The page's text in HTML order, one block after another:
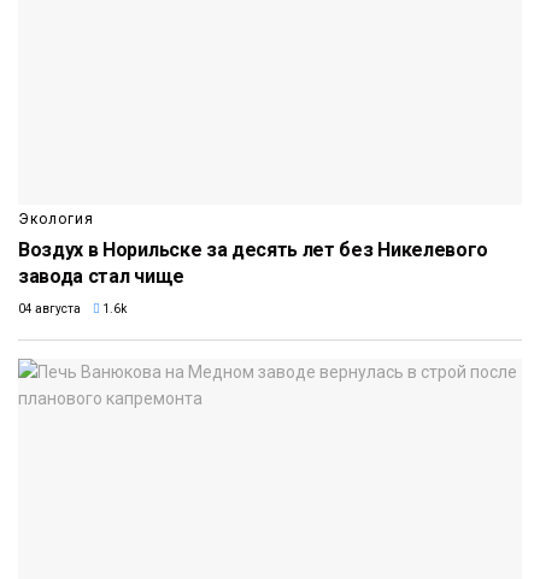
Экология
Воздух в Норильске за десять лет без Никелевого
завода стал чище
04 августа 1.6k